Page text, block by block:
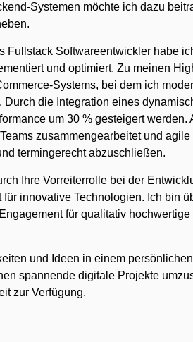
Systemen möchte ich dazu
Fullstack Softwareentwickler habe
und optimiert. Zu meinen
Systems, bei dem ich
die Integration eines
um 30 % gesteigert werden.
zusammengearbeitet und
termingerecht abzuschließen.
Ihre Vorreiterrolle bei der
innovative Technologien. Ich bin
für qualitativ
und Ideen in einem
spannende digitale Projekte
zur Verfügung.